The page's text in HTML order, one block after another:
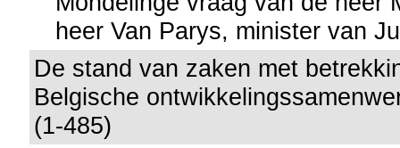
heer Van Parys, minister van
De stand van zaken met
Belgische
(1-485)